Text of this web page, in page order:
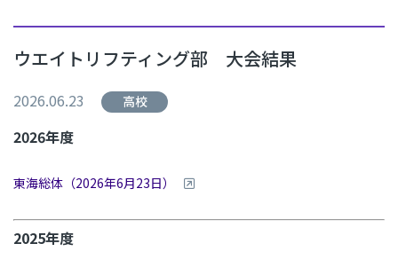
ウエイトリフティング部 大会結果
2026.06.23 高校
2026年度
東海総体（2026年6月23日）
2025年度